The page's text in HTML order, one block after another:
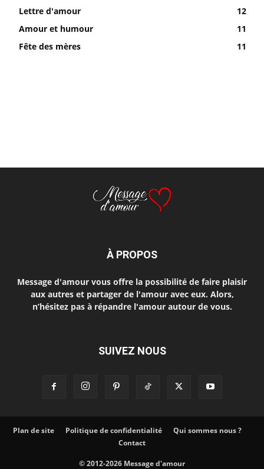
Lettre d'amour
12
Amour et humour
11
Fête des mères
11
À PROPOS
Message d'amour vous offre la possibilité de faire plaisir
aux autres et partager de l'amour avec eux. Alors,
n’hésitez pas à répandre l'amour autour de vous.
SUIVEZ NOUS
Plan de site Politique de confidentialité
Qui sommes nous ?
Contact
© 2012-2026 Message d'amour